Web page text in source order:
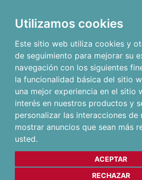
Utilizamos cookies
Este sitio web utiliza cookies y
de seguimiento para mejorar su
navegación con los siguientes
la funcionalidad básica del sitio
una mejor experiencia en el sitio
interés en nuestros productos y
personalizar las interacciones de
mostrar anuncios que sean más
usted.
ACEPTAR
RECHAZAR